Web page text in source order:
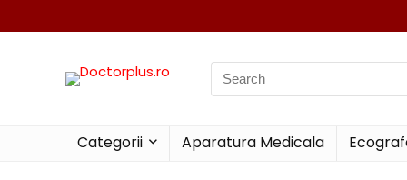
Search
for:
Categorii Aparatura Medicala